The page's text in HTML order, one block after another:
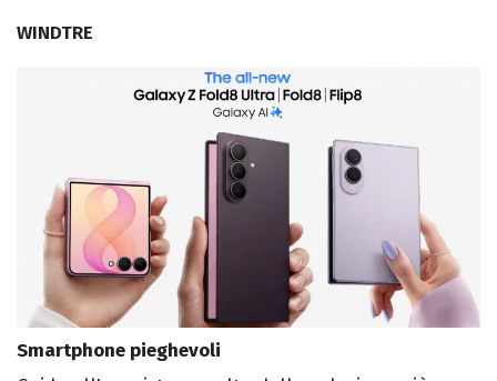
WINDTRE
Smartphone pieghevoli